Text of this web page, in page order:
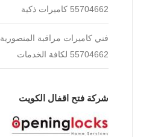
55704662 كاميرات ذكية
فني كاميرات مراقبة المنصورية
55704662 لكافة الخدمات
شركة فتح اقفال الكويت